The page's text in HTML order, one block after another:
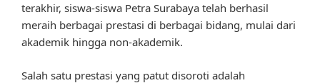
terakhir, siswa-siswa Petra Surabaya telah berhasil
meraih berbagai prestasi di berbagai bidang, mulai dari
akademik hingga non-akademik.
Salah satu prestasi yang patut disoroti adalah